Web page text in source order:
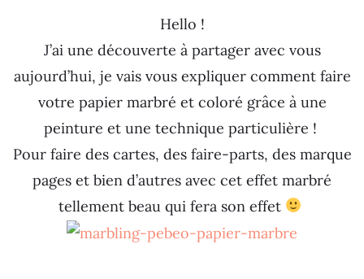
Hello !
J’ai une découverte à partager avec vous
aujourd’hui, je vais vous expliquer comment faire
votre papier marbré et coloré grâce à une
peinture et une technique particulière !
Pour faire des cartes, des faire-parts, des marque
pages et bien d’autres avec cet effet marbré
tellement beau qui fera son effet